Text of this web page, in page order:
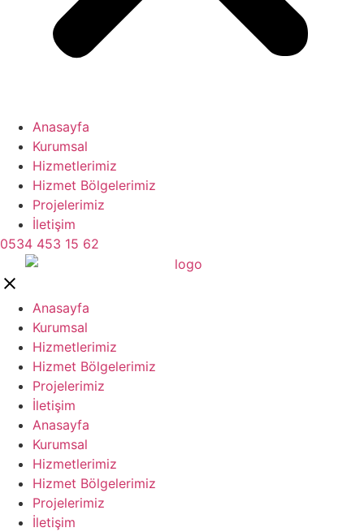
Anasayfa
Kurumsal
Hizmetlerimiz
Hizmet Bölgelerimiz
Projelerimiz
İletişim
0534 453 15 62
Anasayfa
Kurumsal
Hizmetlerimiz
Hizmet Bölgelerimiz
Projelerimiz
İletişim
Anasayfa
Kurumsal
Hizmetlerimiz
Hizmet Bölgelerimiz
Projelerimiz
İletişim